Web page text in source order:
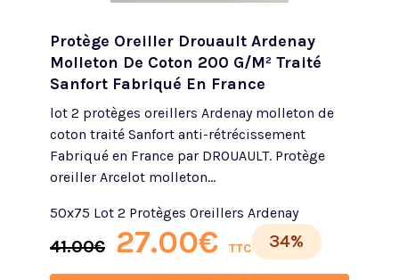
Protège Oreiller Drouault Ardenay
Molleton De Coton 200 G/m² Traité
Sanfort Fabriqué En France
lot 2 protèges oreillers Ardenay molleton de
coton traité Sanfort anti-rétrécissement
Fabriqué en France par DROUAULT. Protège
oreiller Arcelot molleton...
50x75 Lot 2 Protèges Oreillers Ardenay
41.00€ 27.00€ TTC 34%